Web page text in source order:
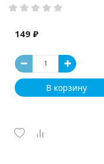
149 ₽
В корзину